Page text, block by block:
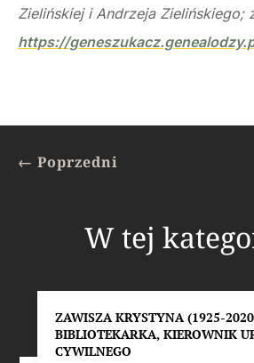
Zielińskiej i Andrzeja Zielińskiego;
https://
← Poprzedni
W tej
ZAWISZA KRYSTYNA (1925-
BIBLIOTEKARKA, KIEROWNIK
CYWILNEGO